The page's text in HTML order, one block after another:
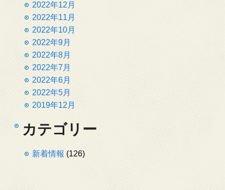
2022年12月
2022年11月
2022年10月
2022年9月
2022年8月
2022年7月
2022年6月
2022年5月
2019年12月
カテゴリー
新着情報 (126)